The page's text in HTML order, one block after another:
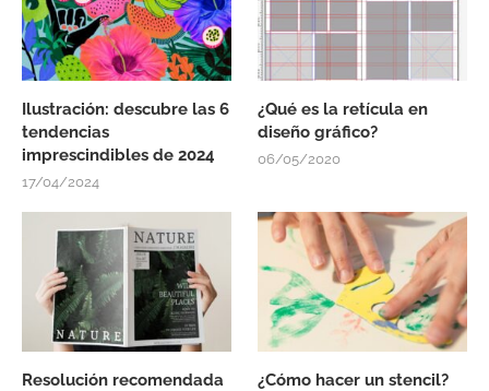
Ilustración: descubre las 6
tendencias
imprescindibles de 2024
17/04/2024
¿Qué es la retícula en
diseño gráfico?
06/05/2020
Resolución recomendada
¿Cómo hacer un stencil?